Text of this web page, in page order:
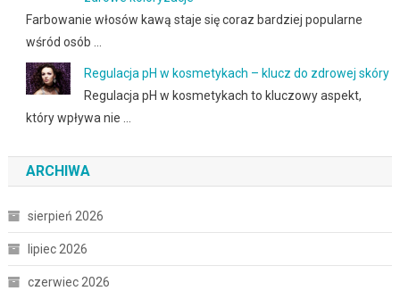
Farbowanie włosów kawą staje się coraz bardziej popularne
wśród osób …
Regulacja pH w kosmetykach – klucz do zdrowej skóry
Regulacja pH w kosmetykach to kluczowy aspekt,
który wpływa nie …
ARCHIWA
sierpień 2026
lipiec 2026
czerwiec 2026